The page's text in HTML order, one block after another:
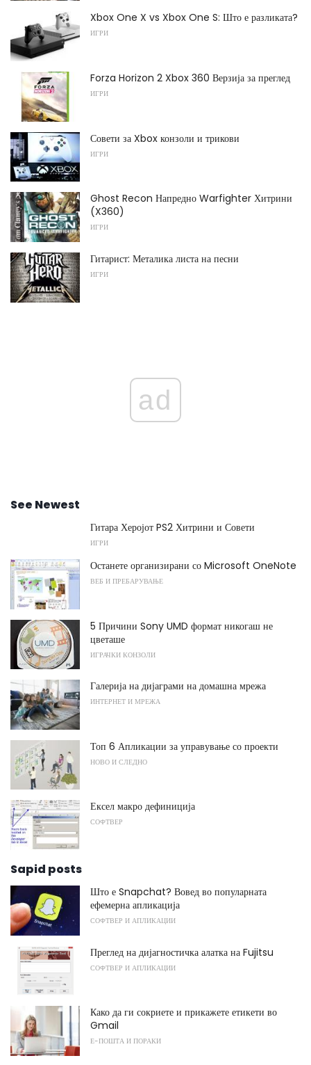
Xbox One X vs Xbox One S: Што е разликата?
ИГРИ
Forza Horizon 2 Xbox 360 Верзија за преглед
ИГРИ
Совети за Xbox конзоли и трикови
ИГРИ
Ghost Recon Напредно Warfighter Хитрини
(X360)
ИГРИ
Гитарист: Металика листа на песни
ИГРИ
ad
See Newest
Гитара Херојот PS2 Хитрини и Совети
ИГРИ
Останете организирани со Microsoft OneNote
ВЕБ И ПРЕБАРУВАЊЕ
5 Причини Sony UMD формат никогаш не
цветаше
ИГРАЧКИ КОНЗОЛИ
Галерија на дијаграми на домашна мрежа
ИНТЕРНЕТ И МРЕЖА
Топ 6 Апликации за управување со проекти
НОВО И СЛЕДНО
Ексел макро дефиниција
СОФТВЕР
Sapid posts
Што е Snapchat? Вовед во популарната
ефемерна апликација
СОФТВЕР И АПЛИКАЦИИ
Преглед на дијагностичка алатка на Fujitsu
СОФТВЕР И АПЛИКАЦИИ
Како да ги сокриете и прикажете етикети во
Gmail
Е-ПОШТА И ПОРАКИ